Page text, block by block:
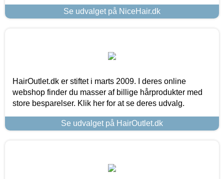
Se udvalget på NiceHair.dk
HairOutlet.dk er stiftet i marts 2009. I deres online
webshop finder du masser af billige hårprodukter med
store besparelser. Klik her for at se deres udvalg.
Se udvalget på HairOutlet.dk